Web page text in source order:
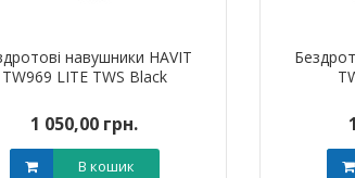
навушники HAVIT
TW969 LITE TWS Black
1 050,00 грн.
В кошик